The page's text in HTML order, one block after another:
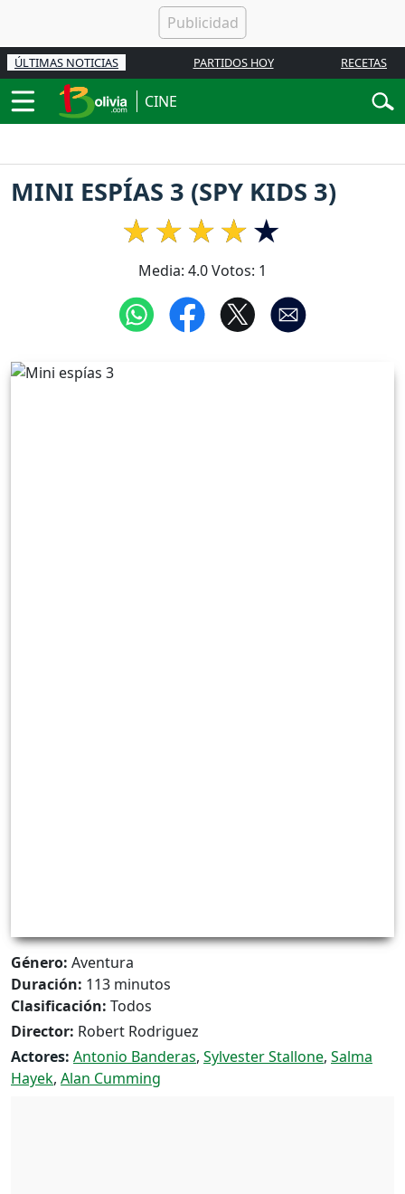
ÚLTIMAS NOTICIAS PARTIDOS HOY RECETAS
CINE
MINI ESPÍAS 3 (SPY KIDS 3)
Media: 4.0Votos: 1
Género: Aventura
Duración: 113 minutos
Clasificación: Todos
Director: Robert Rodriguez
Actores: Antonio Banderas, Sylvester Stallone, Salma
Hayek, Alan Cumming